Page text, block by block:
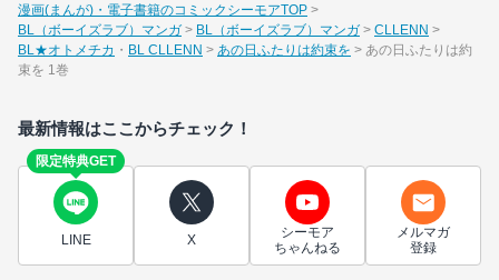
漫画(まんが)・電子書籍のコミックシーモアTOP
BL（ボーイズラブ）マンガ
BL（ボーイズラブ）マンガ
CLLENN
BL★オトメチカ
BL CLLENN あの日ふたりは約束を
あの日ふたりは約
束を 1巻
最新情報はここからチェック！
限定特典GET
LINE X
シーモア
ちゃんねる
メルマガ
登録